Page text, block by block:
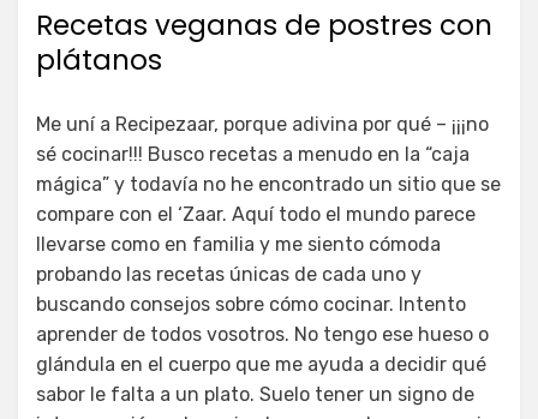
Recetas veganas de postres con
plátanos
Me uní a Recipezaar, porque adivina por qué – ¡¡¡no
sé cocinar!!! Busco recetas a menudo en la “caja
mágica” y todavía no he encontrado un sitio que se
compare con el ‘Zaar. Aquí todo el mundo parece
llevarse como en familia y me siento cómoda
probando las recetas únicas de cada uno y
buscando consejos sobre cómo cocinar. Intento
aprender de todos vosotros. No tengo ese hueso o
glándula en el cuerpo que me ayuda a decidir qué
sabor le falta a un plato. Suelo tener un signo de